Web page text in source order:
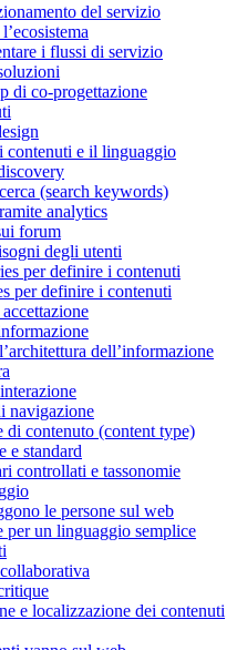
del servizio
i flussi di servizio
di co-progettazione
contenuti e il linguaggio
(search keywords)
analytics
forum
degli utenti
per definire i contenuti
per definire i contenuti
dell’informazione
navigazione
di contenuto (content type)
e standard
controllati e tassonomie
le persone sul web
per un linguaggio semplice
e localizzazione dei contenuti